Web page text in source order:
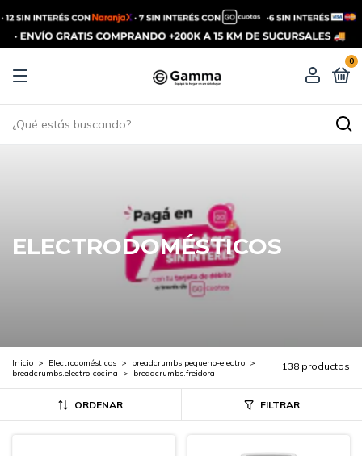
0
ELECTRODOMÉSTICOS
Inicio > Electrodomésticos > breadcrumbs.pequeno-electro >
breadcrumbs.electro-cocina
> breadcrumbs.freidora
138 productos
ORDENAR FILTRAR